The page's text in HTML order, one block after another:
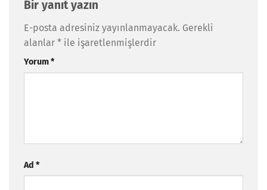
Bir yanıt yazın
E-posta adresiniz yayınlanmayacak. Gerekli
alanlar * ile işaretlenmişlerdir
Yorum*
Ad *